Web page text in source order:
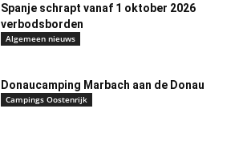
Spanje schrapt vanaf 1 oktober 2026
verbodsborden
Algemeen nieuws
Donaucamping Marbach aan de Donau
Campings Oostenrijk